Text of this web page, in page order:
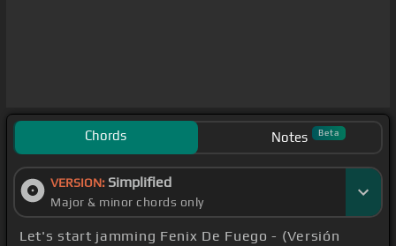
Chords Notes Beta
VERSION: Simplified
Major & minor chords only
Let's start jamming Fenix De Fuego - (Versión